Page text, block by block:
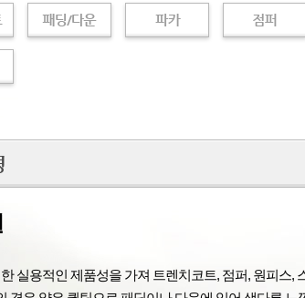
실용적인 제품성을 가져 트렌치코트, 점퍼, 원피스,